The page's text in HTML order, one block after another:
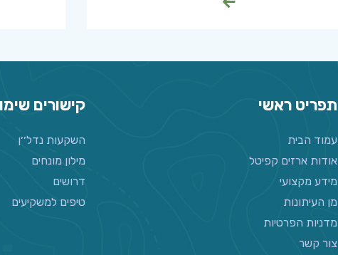
תפריט ראשי
עמוד הבית
אודות ארזים קפיטל
מידע מקצועי
מן העיתונות
מדניות הפרטיות
צור קשר
קישורים
השקעות נדל׳׳ן
מילון מונחים
דרושים
טיפים למשקיעים